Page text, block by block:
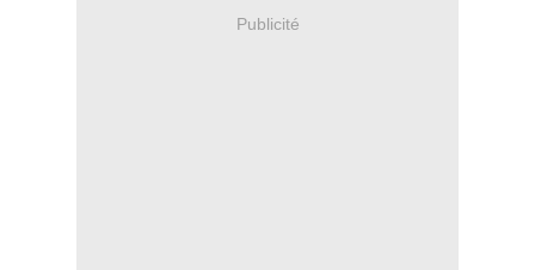
Publicité